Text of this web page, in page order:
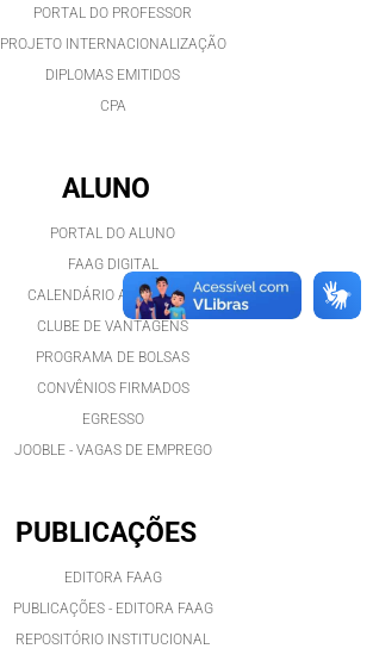
PORTAL DO PROFESSOR
PROJETO INTERNACIONALIZAÇÃO
DIPLOMAS EMITIDOS
CPA
ALUNO
PORTAL DO ALUNO
FAAG DIGITAL
CALENDÁRIO ACADÊMICO
CLUBE DE VANTAGENS
PROGRAMA DE BOLSAS
CONVÊNIOS FIRMADOS
EGRESSO
JOOBLE - VAGAS DE EMPREGO
PUBLICAÇÕES
EDITORA FAAG
PUBLICAÇÕES - EDITORA FAAG
REPOSITÓRIO INSTITUCIONAL